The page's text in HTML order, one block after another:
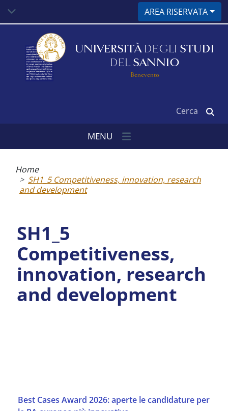
contenuto
AREA RISERVATA
UNIVERSITÀ DEGLI STUDI
DEL SANNIO
Benevento
MENU
pane
Home
SH1_5 Competitiveness, innovation, research
and development
SH1_5
Competitiveness,
innovation, research
and development
Best Cases Award 2026: aperte le candidature per